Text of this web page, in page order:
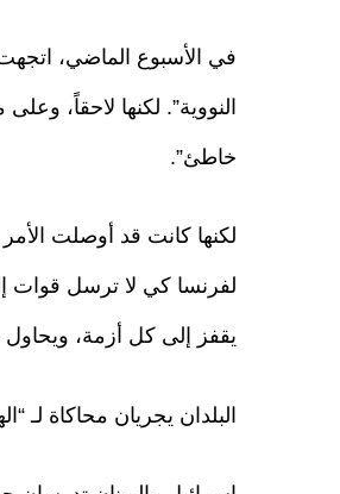
في الأسبوع الماضي،
النووية”. لكنها لاحقاً،
خاطئ”.
لكنها كانت قد أوصلت
لفرنسا كي لا ترسل قوات
يقفز إلى كل أزمة،
البلدان يجريان محاكاة لـ